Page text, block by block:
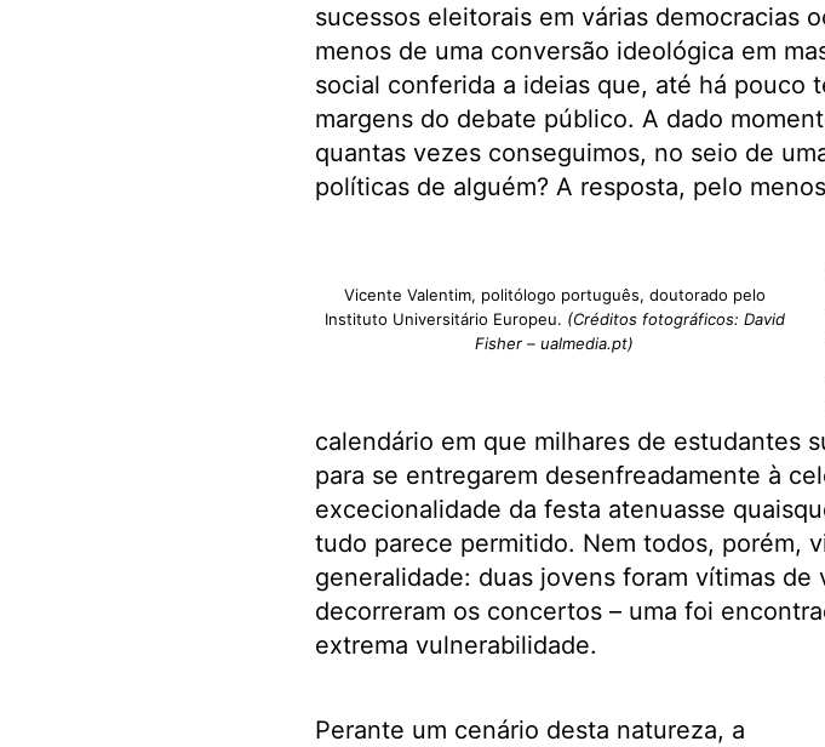
sucessos eleitorais em várias democracias
menos de uma conversão ideológica em
social conferida a ideias que, até há pouco
margens do debate público. A dado
quantas vezes conseguimos, no seio de
políticas de alguém? A resposta, pelo
Vicente Valentim, politólogo português, doutorado pelo
Instituto Universitário Europeu. (Créditos fotográficos: David
Fisher – ualmedia.pt)
calendário em que milhares de estudantes
para se entregarem desenfreadamente à
excecionalidade da festa atenuasse
tudo parece permitido. Nem todos, porém,
generalidade: duas jovens foram vítimas
decorreram os concertos – uma foi
extrema vulnerabilidade.
Perante um cenário desta natureza, a